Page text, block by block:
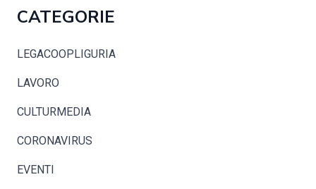
CATEGORIE
LEGACOOPLIGURIA
LAVORO
CULTURMEDIA
CORONAVIRUS
EVENTI